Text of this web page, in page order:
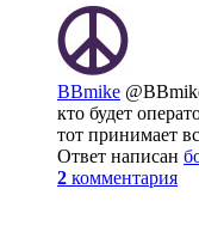
BBmike
кто будет
тот принимает
Ответ написан
2 комментария